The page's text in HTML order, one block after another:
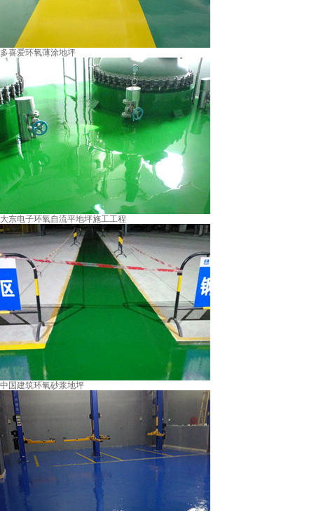
多喜爱环氧薄涂地坪
大东电子环氧自流平地坪施工工程
中国建筑环氧砂浆地坪